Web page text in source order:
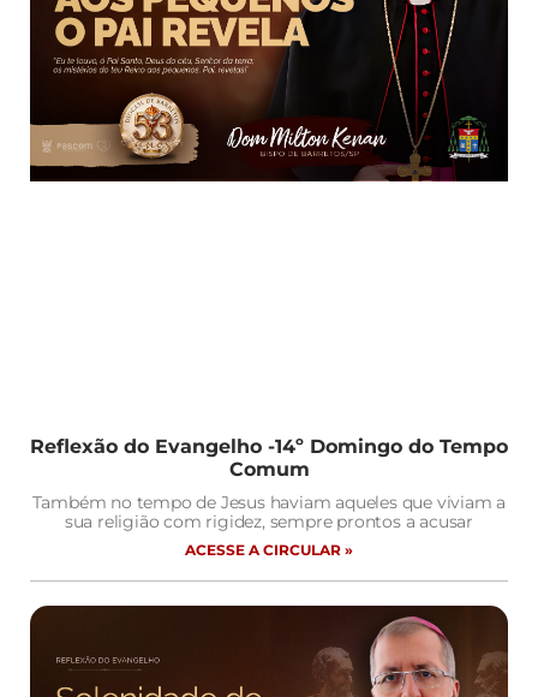
Reflexão do Evangelho -14º Domingo do Tempo
Comum
Também no tempo de Jesus haviam aqueles que viviam a
sua religião com rigidez, sempre prontos a acusar
ACESSE A CIRCULAR »